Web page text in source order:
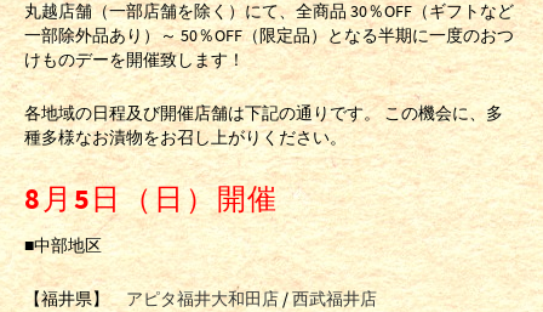
丸越店舗（一部店舗を除く）にて、全商品 30％OFF（ギフトなど
一部除外品あり）～ 50％OFF（限定品）となる半期に一度のおつ
けものデーを開催致します！
各地域の日程及び開催店舗は下記の通りです。 この機会に、多
種多様なお漬物をお召し上がりください。
8月5日（日）開催
■中部地区
【福井県】アピタ福井大和田店/西武福井店